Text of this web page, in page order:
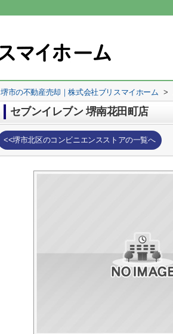
堺市の不動産売却｜株式会社ブリスマイホーム >
セブンイレブン 堺南花田町店
<<堺市北区のコンビニエンスストアの一覧へ